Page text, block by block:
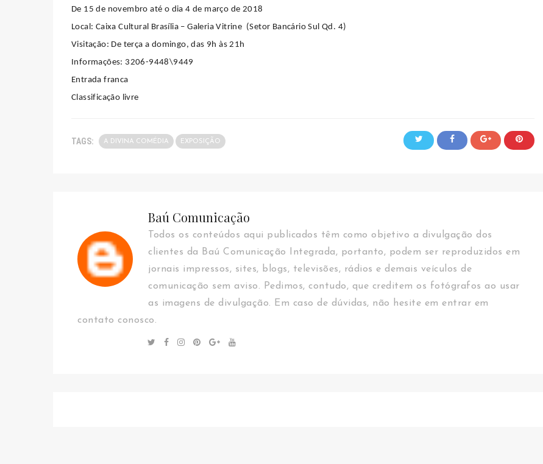
De 15 de novembro até o dia 4 de março de 2018
Local: Caixa Cultural Brasília – Galeria Vitrine (Setor Bancário Sul Qd. 4)
Visitação: De terça a domingo, das 9h às 21h
Informações: 3206-9448\9449
Entrada franca
Classificação livre
TAGS: A DIVINA COMÉDIA EXPOSIÇÃO
Baú Comunicação
Todos os conteúdos aqui publicados têm como objetivo a divulgação dos
clientes da Baú Comunicação Integrada, portanto, podem ser reproduzidos em
jornais impressos, sites, blogs, televisões, rádios e demais veículos de
comunicação sem aviso. Pedimos, contudo, que creditem os fotógrafos ao usar
as imagens de divulgação. Em caso de dúvidas, não hesite em entrar em
contato conosco.